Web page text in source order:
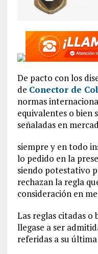
De pacto con los
de Conector de
normas
equivalentes o bien
señaladas en
siempre y en todo
lo pedido en la
siendo potestativo
rechazan la regla
consideración en
Las reglas citadas o
llegase a ser
referidas a su